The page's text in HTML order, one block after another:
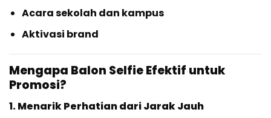
Acara sekolah dan kampus
Aktivasi brand
Mengapa Balon Selfie Efektif untuk
Promosi?
1. Menarik Perhatian dari Jarak Jauh